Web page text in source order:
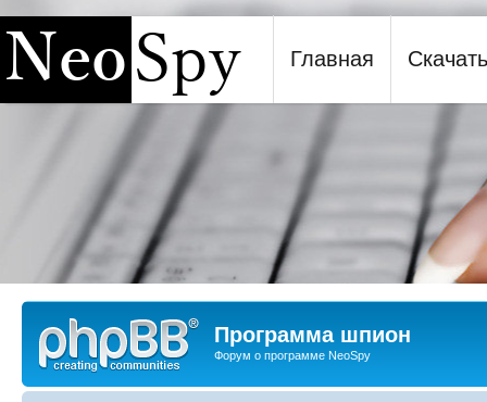
Программа шпион NeoSpy
Главная Скачать
Программа шпион
Форум о программе NeoSpy